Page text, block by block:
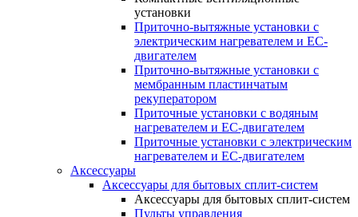
установки
Приточно-вытяжные установки с
электрическим нагревателем и EC-
двигателем
Приточно-вытяжные установки с
мембранным пластинчатым
рекуператором
Приточные установки с водяным
нагревателем и EC-двигателем
Приточные установки с электрическим
нагревателем и EC-двигателем
Аксессуары
Аксессуары для бытовых сплит-систем
Аксессуары для бытовых сплит-систем
Пульты управления